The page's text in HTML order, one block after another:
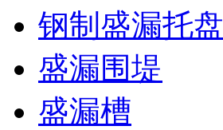
钢制盛漏托盘
盛漏围堤
盛漏槽